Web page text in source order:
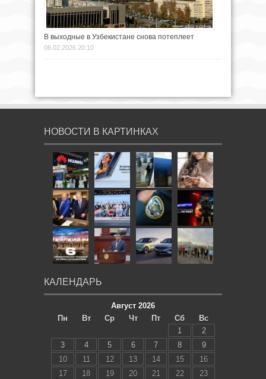
В выходные в Узбекистане снова потеплеет
06.02.2026 20:10
НОВОСТИ В КАРТИНКАХ
КАЛЕНДАРЬ
Август 2026
Пн
Вт Ср Чт Пт Сб
Вс
1
2
3
4 5 6 7 8
9
10
11 12 13 14 15
16
17
18 19 20 21 22
23